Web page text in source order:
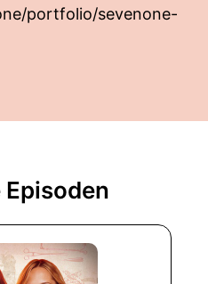
portfolio/sevenone-